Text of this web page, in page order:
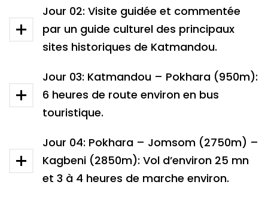
Jour 02: Visite guidée et commentée
par un guide culturel des principaux
sites historiques de Katmandou.
Jour 03: Katmandou – Pokhara (950m):
6 heures de route environ en bus
touristique.
Jour 04: Pokhara – Jomsom (2750m) –
Kagbeni (2850m): Vol d’environ 25 mn
et 3 à 4 heures de marche environ.